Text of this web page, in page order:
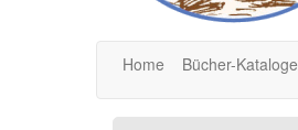
Home Bücher-Kataloge